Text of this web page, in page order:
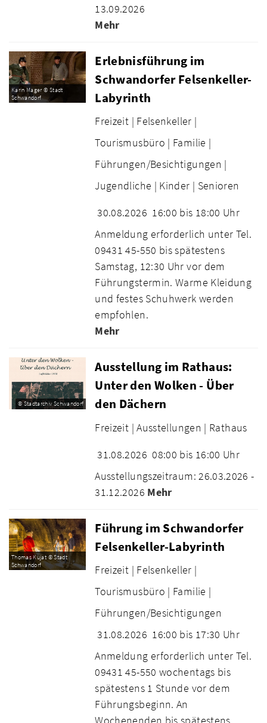
13.09.2026
Mehr
Karin Mager © Stadt
Schwandorf
Erlebnisführung im
Schwandorfer Felsenkeller-
Labyrinth
Freizeit | Felsenkeller |
Tourismusbüro | Familie |
Führungen/Besichtigungen |
Jugendliche | Kinder | Senioren
30.08.2026 16:00 bis 18:00 Uhr
Anmeldung erforderlich unter Tel.
09431 45-550 bis spätestens
Samstag, 12:30 Uhr vor dem
Führungstermin. Warme Kleidung
und festes Schuhwerk werden
empfohlen.
Mehr
© Stadtarchiv Schwandorf
Ausstellung im Rathaus:
Unter den Wolken - Über
den Dächern
Freizeit | Ausstellungen | Rathaus
31.08.2026 08:00 bis 16:00 Uhr
Ausstellungszeitraum: 26.03.2026 -
31.12.2026 Mehr
Thomas Kujat © Stadt
Schwandorf
Führung im Schwandorfer
Felsenkeller-Labyrinth
Freizeit | Felsenkeller |
Tourismusbüro | Familie |
Führungen/Besichtigungen
31.08.2026 16:00 bis 17:30 Uhr
Anmeldung erforderlich unter Tel.
09431 45-550 wochentags bis
spätestens 1 Stunde vor dem
Führungsbeginn. An